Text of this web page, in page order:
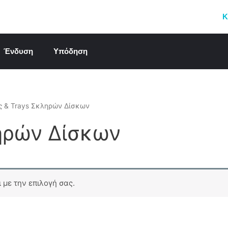
Ένδυση Υπόδηση
Trays Σκληρών Δίσκων
Δίσκων
την επιλογή σας.